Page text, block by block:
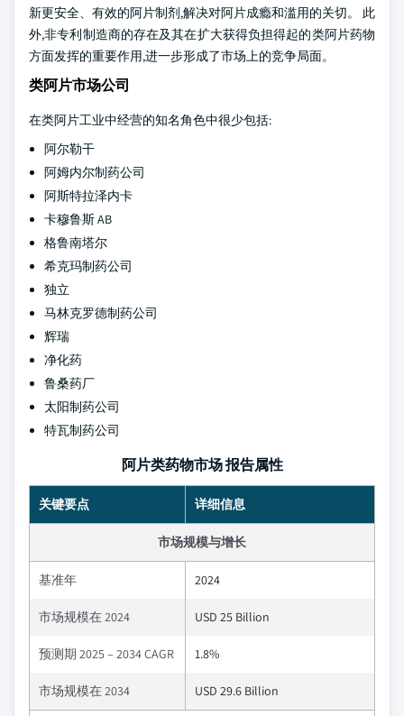
新更安全、有效的阿片制剂,解决对阿片成瘾和滥用的关切。 此
外,非专利制造商的存在及其在扩大获得负担得起的类阿片药物
方面发挥的重要作用,进一步形成了市场上的竞争局面。
类阿片市场公司
在类阿片工业中经营的知名角色中很少包括:
阿尔勒干
阿姆内尔制药公司
阿斯特拉泽内卡
卡穆鲁斯 AB
格鲁南塔尔
希克玛制药公司
独立
马林克罗德制药公司
辉瑞
净化药
鲁桑药厂
太阳制药公司
特瓦制药公司
阿片类药物市场 报告属性
关键要点 详细信息
市场规模与增长
基准年 2024
市场规模在 2024 USD 25 Billion
预测期 2025 – 2034 CAGR 1.8%
市场规模在 2034 USD 29.6 Billion